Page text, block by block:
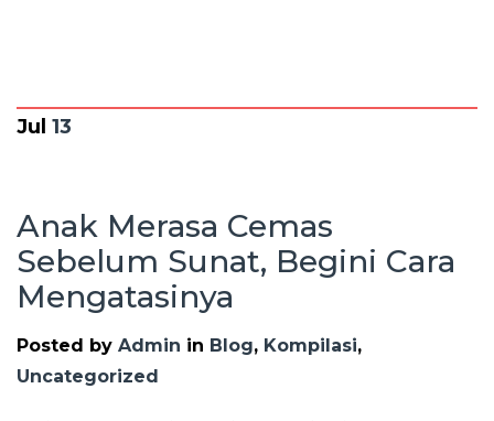
Jul 13
Anak Merasa Cemas
Sebelum Sunat, Begini Cara
Mengatasinya
Posted by Admin in Blog, Kompilasi,
Uncategorized